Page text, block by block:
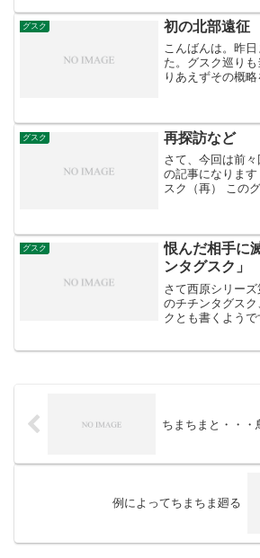
積まれています。
る拝所。左は拝所
グスク 初の北部遠征
こんばんは。昨
た。グスク巡り
りあえずその概
恩納グスク 恩納
のですが入り口が
グスク 再探訪など
さて、今回は前
の記事になりま
スク（再） この
はいいです。中
グスク
恨んだ相手に
ンタグスク」
さて西原シリー
のチチンタグス
クとも書くようで
ちまちまと・・・
例によってちまちま廻る